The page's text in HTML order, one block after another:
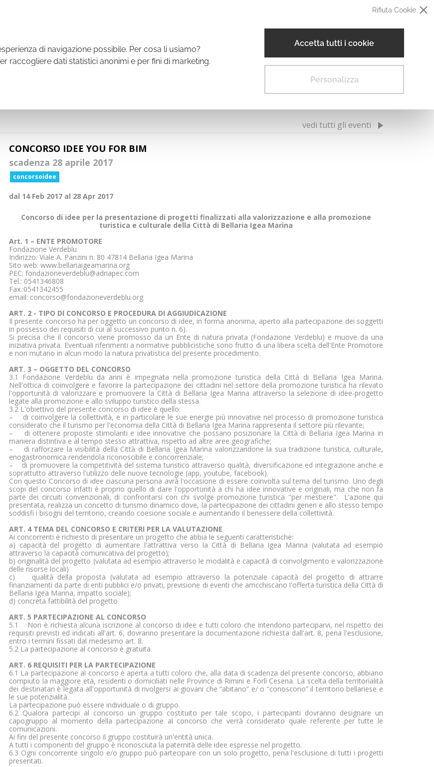
di navigazione possibile. Per cosa li usiamo?
raccogliere dati statistici anonimi e per fini di marketing.
Accetta tutti i cookie
Personalizza
Rifiuta Cookie
a rendere fruibile il sito abilitando le funzioni di base come la
alle aree protette e a raccogliere dati sul percorso di navigazione.
proprietari del sito web a capire come i visitatori interagiscono, raccogliendo e
in forma anonima.
Contatti Comunicati Concorsi Area operatori Partner Amministrazione Trasparente
Museo Digitale
vedi tutti gli eventi
CONCORSO IDEE YOU FOR BIM
scadenza 28 aprile 2017
concorsoidee
dal 14 Feb 2017 al 28 Apr 2017
Concorso di idee per la presentazione di progetti finalizzati alla valorizzazione e alla promozione
turistica e culturale della Città di Bellaria Igea Marina
Art. 1 – ENTE PROMOTORE
Fondazione Verdeblu
Indirizzo: Viale A. Panzini n. 80 47814 Bellaria Igea Marina
Sito web: www.bellariaigeamarina.org
PEC: fondazioneverdeblu@adriapec.com
Tel.: 0541346808
Fax.:0541342455
email: concorso@fondazioneverdeblu.org
ART. 2 - TIPO DI CONCORSO E PROCEDURA DI AGGIUDICAZIONE
Il presente concorso ha per oggetto un concorso di idee, in forma anonima, aperto alla partecipazione dei soggetti
in possesso dei requisiti di cui al successivo punto n. 6).
Si precisa che il concorso viene promosso da un Ente di natura privata (Fondazione Verdeblu) e muove da una
iniziativa privata. Eventuali riferimenti a normative pubblicistiche sono frutto di una libera scelta dell'Ente Promotore
e non mutano in alcun modo la natura privatistica del presente procedimento.
ART. 3 – OGGETTO DEL CONCORSO
3.1 Fondazione Verdeblu da anni è impegnata nella promozione turistica della Città di Bellaria Igea Marina.
Nell'ottica di coinvolgere e favorire la partecipazione dei cittadini nel settore della promozione turistica ha rilevato
l'opportunità di valorizzare e promuovere la Città di Bellaria Igea Marina attraverso la selezione di idee-progetto
legate alla promozione e allo sviluppo turistico della stessa.
3.2 L'obiettivo del presente concorso di idee è quello:
– di coinvolgere la collettività, e in particolare le sue energie più innovative nel processo di promozione turistica
considerato che il turismo per l'economia della Città di Bellaria Igea Marina rappresenta il settore più rilevante;
– di ottenere proposte stimolanti e idee innovative che possano posizionare la Città di Bellaria Igea Marina in
maniera distintiva e al tempo stesso attrattiva, rispetto ad altre aree geografiche;
– di rafforzare la visibilità della Città di Bellaria Igea Marina valorizzandone la sua tradizione turistica, culturale,
enogastronomica rendendola riconoscibile e concorrenziale;
– di promuovere la competitività del sistema turistico attraverso qualità, diversificazione ed integrazione anche e
soprattutto attraverso l'utilizzo delle nuove tecnologie (app, youtube, facebook).
Con questo Concorso di idee ciascuna persona avrà l'occasione di essere coinvolta sul tema del turismo. Uno degli
scopi del concorso infatti è proprio quello di dare l'opportunità a chi ha idee innovative e originali, ma che non fa
parte dei circuiti convenzionali, di confrontarsi con chi svolge promozione turistica "per mestiere". L’azione qui
presentata, realizza un concetto di turismo dinamico dove, la partecipazione dei cittadini generi e allo stesso tempo
soddisfi i bisogni del territorio, creando coesione sociale e aumentando il benessere della collettività.
ART. 4 TEMA DEL CONCORSO E CRITERI PER LA VALUTAZIONE
Ai concorrenti è richiesto di presentare un progetto che abbia le seguenti caratteristiche:
a) capacità del progetto di aumentare l'attrattiva verso la Città di Bellaria Igea Marina (valutata ad esempio
attraverso la capacità comunicativa del progetto);
b) originalità del progetto (valutata ad esempio attraverso le modalità e capacità di coinvolgimento e valorizzazione
delle risorse locali)
c) qualità della proposta (valutata ad esempio attraverso la potenziale capacità del progetto di attrarre
finanziamenti da parte di enti pubblici e/o privati, previsione di eventi che arricchiscano l'offerta turistica della Città di
Bellaria Igea Marina, impatto sociale);
d) concreta fattibilità del progetto.
ART. 5 PARTECIPAZIONE AL CONCORSO
5.1 Non è richiesta alcuna iscrizione al concorso di idee e tutti coloro che intendono parteciparvi, nel rispetto dei
requisiti previsti ed indicati all'art. 6, dovranno presentare la documentazione richiesta dall'art. 8, pena l'esclusione,
entro i termini fissati dal medesimo art. 8.
5.2 La partecipazione al concorso è gratuita.
ART. 6 REQUISITI PER LA PARTECIPAZIONE
6.1 La partecipazione al concorso è aperta a tutti coloro che, alla data di scadenza del presente concorso, abbiano
compiuto la maggiore età, residenti o domiciliati nelle Province di Rimini e Forlì Cesena. La scelta della territorialità
dei destinatari è legata all'opportunità di rivolgersi ai giovani che “abitano” e/ o “conoscono” il territorio bellariese e
le sue potenzialità.
La partecipazione può essere individuale o di gruppo.
6.2 Qualora partecipi al concorso un gruppo costituito per tale scopo, i partecipanti dovranno designare un
capogruppo al momento della partecipazione al concorso che verrà considerato quale referente per tutte le
comunicazioni.
Ai fini del presente concorso il gruppo costituirà un'entità unica.
A tutti i componenti del gruppo è riconosciuta la paternità delle idee espresse nel progetto.
6.3 Ogni concorrente singolo e/o gruppo può partecipare con un solo progetto, pena l'esclusione di tutti i progetti
presentati.